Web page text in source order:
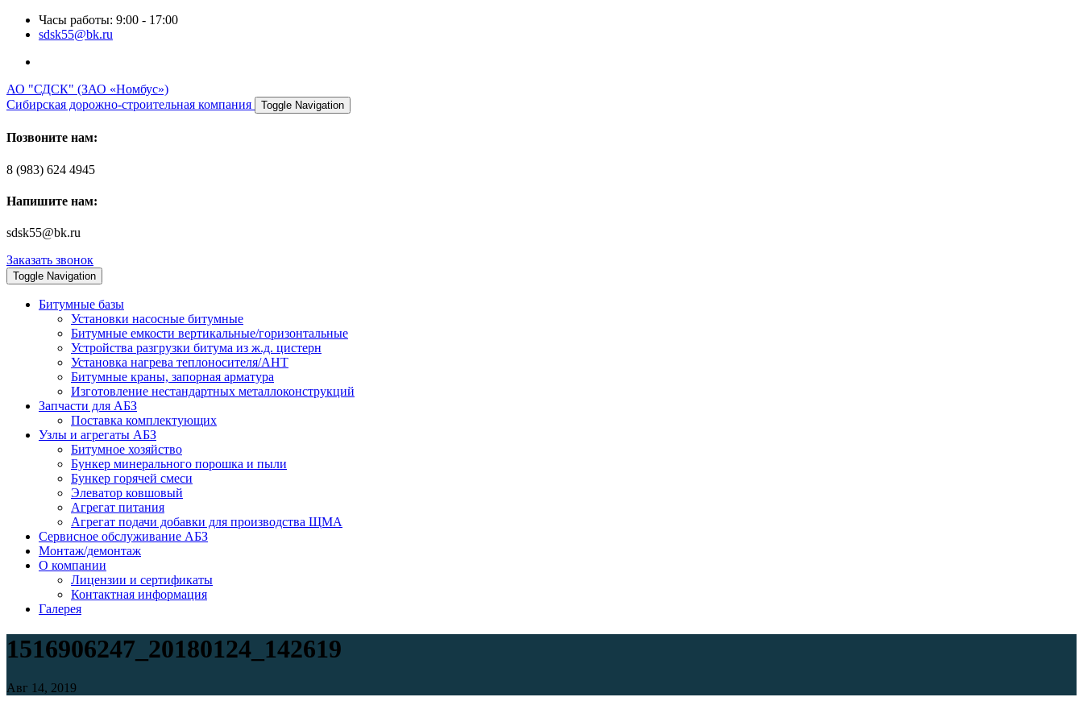
Часы работы: 9:00 - 17:00
sdsk55@bk.ru
АО "СДСК" (ЗАО «Номбус»)
Сибирская дорожно-строительная компания
Toggle Navigation
Позвоните нам:
8 (983) 624 4945
Напишите нам:
sdsk55@bk.ru
Заказать звонок
Toggle Navigation
Битумные базы
Установки насосные битумные
Битумные емкости вертикальные/горизонтальные
Устройства разгрузки битума из ж.д. цистерн
Установка нагрева теплоносителя/АНТ
Битумные краны, запорная арматура
Изготовление нестандартных металлоконструкций
Запчасти для АБЗ
Поставка комплектующих
Узлы и агрегаты АБЗ
Битумное хозяйство
Бункер минерального порошка и пыли
Бункер горячей смеси
Элеватор ковшовый
Агрегат питания
Агрегат подачи добавки для производства ЩМА
Сервисное обслуживание АБЗ
Монтаж/демонтаж
О компании
Лицензии и сертификаты
Контактная информация
Галерея
1516906247_20180124_142619
Авг 14, 2019